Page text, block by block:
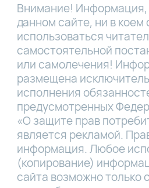
Внимание!
данном сайте, ни в коем
использоваться
самостоятельной
или самолечения!
размещена
исполнения
предусмотренных
«О защите прав
является рекламой.
информация. Любое
(копирование)
сайта возможно только